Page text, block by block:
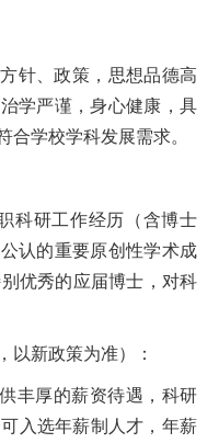
针、政策，思想品德高
学严谨，身心健康，具
学校学科发展需求。
科研工作经历（含博士
认的重要原创性学术成
优秀的应届博士，对科
以新政策为准）：
丰厚的薪资待遇，科研
入选年薪制人才，年薪